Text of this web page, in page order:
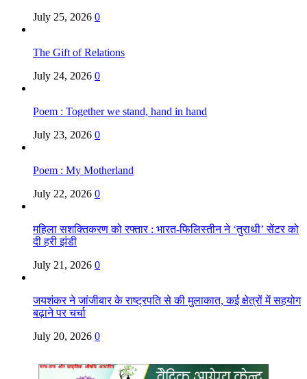
July 25, 2026 0
The Gift of Relations
July 24, 2026 0
Poem : Together we stand, hand in hand
July 23, 2026 0
Poem : My Motherland
July 22, 2026 0
महिला सशक्तिकरण को रफ्तार : भारत-फिलिस्तीन ने ‘तुराथी’ सेंटर को
दी हरी झंडी
July 21, 2026 0
जयशंकर ने जांजीबार के राष्ट्रपति से की मुलाकात, कई क्षेत्रों में सहयोग
बढ़ाने पर चर्चा
July 20, 2026 0